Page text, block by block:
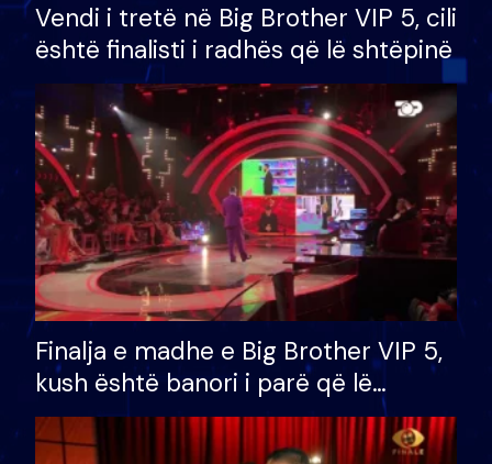
Vendi i tretë në Big Brother VIP 5, cili
është finalisti i radhës që lë shtëpinë
Finalja e madhe e Big Brother VIP 5,
kush është banori i parë që lë
shtëpinë dhe humb mundësinë për
të fituar çmimin e madh